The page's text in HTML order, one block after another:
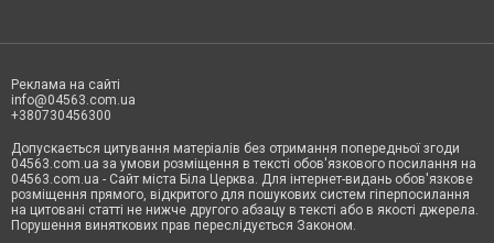
Реклама на сайті
info@04563.com.ua
+380730456300
Допускається цитування матеріалів без отримання попередньої згоди
04563.com.ua за умови розміщення в тексті обов'язкового посилання на
04563.com.ua - Сайт міста Біла Церква. Для інтернет-видань обов'язкове
розміщення прямого, відкритого для пошукових систем гіперпосилання
на цитовані статті не нижче другого абзацу в тексті або в якості джерела.
Порушення виняткових прав переслідується Законом.